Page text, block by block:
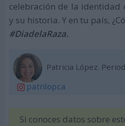
celebración de la
y su historia. Y en tu país,
#DiadelaRaza.
Patricia López.
patrilopca
Si conoces datos sobre